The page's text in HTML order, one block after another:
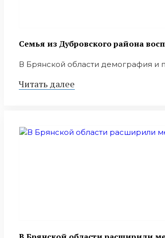
Семья из Дубровского района
В Брянской области демография и
Читать далее